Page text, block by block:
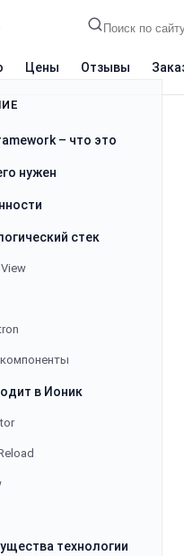
Цены Отзывы
Ionic Framework -
– что это
нужен
стек
в Ионик
технологии